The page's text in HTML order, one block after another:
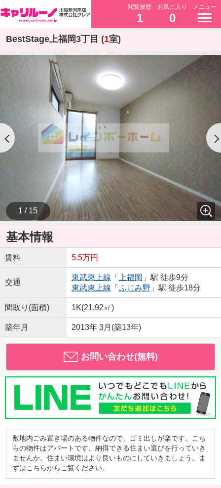
閲覧履歴
1
お気に入り
0
メニュー
BestStage上福岡3丁目 (1室)
1 / 15
基本情報
賃料 5.5万円
交通
東武東上線 「 上福岡 」駅 徒歩9分
東武東上線 「 ふじみ野 」駅 徒歩18分
間取り(面積) 1K(21.92㎡)
築年月 2013年 3月(築13年)
お問い合わせ(無料)
敷地内ごみ置き場のある物件なので、ゴミ出しが楽です。こち
らの物件はアパートです。納得できる住まい選びを行っていき
ませんか。住まい環境はより良いものにしていきましょう。ま
ずはこちらからご覧ください。